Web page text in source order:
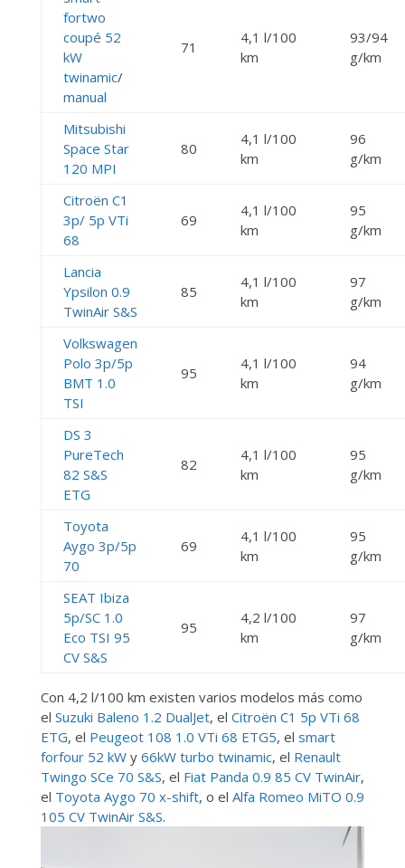
fortwo
coupé 52
kW
twinamic/
manual
71
4,1 l/100
km
93/94
g/km
Mitsubishi
Space Star
120 MPI
80
4,1 l/100
km
96
g/km
Citroën C1
3p/ 5p VTi
68
69
4,1 l/100
km
95
g/km
Lancia
Ypsilon 0.9
TwinAir S&S
85
4,1 l/100
km
97
g/km
Volkswagen
Polo 3p/5p
BMT 1.0
TSI
95
4,1 l/100
km
94
g/km
DS 3
PureTech
82 S&S
ETG
82
4,1 l/100
km
95
g/km
Toyota
Aygo 3p/5p
70
69
4,1 l/100
km
95
g/km
SEAT Ibiza
5p/SC 1.0
Eco TSI 95
CV S&S
95
4,2 l/100
km
97
g/km
Con 4,2 l/100 km existen varios modelos más como
el Suzuki Baleno 1.2 DualJet, el Citroën C1 5p VTi 68
ETG, el Peugeot 108 1.0 VTi 68 ETG5, el smart
forfour 52 kWy 66kW turbo twinamic, el Renault
Twingo SCe 70 S&S, el Fiat Panda 0.9 85 CV TwinAir,
el Toyota Aygo 70 x-shift, o el Alfa Romeo MiTO 0.9
105 CV TwinAir S&S.